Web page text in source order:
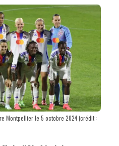
Montpellier le 5 octobre 2024 (crédit :